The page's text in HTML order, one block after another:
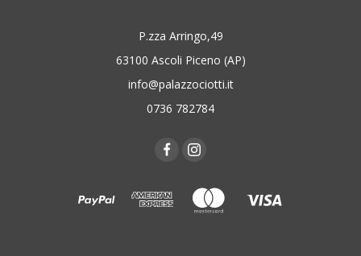
P.zza Arringo,49
63100 Ascoli Piceno (AP)
info@palazzociotti.it
0736 782784